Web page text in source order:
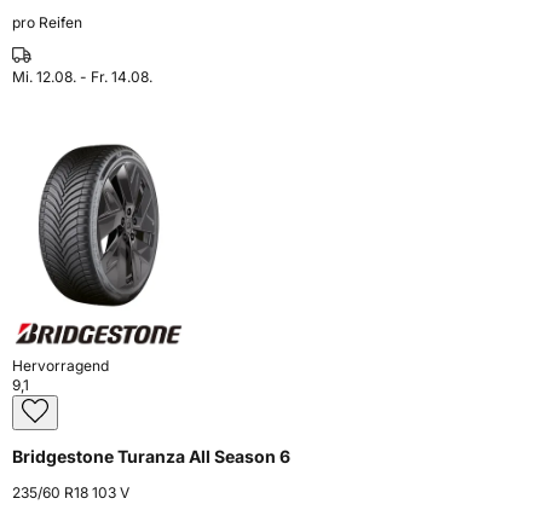
pro Reifen
Mi. 12.08. - Fr. 14.08.
Hervorragend
9,1
Bridgestone Turanza All Season 6
235/60 R18 103 V